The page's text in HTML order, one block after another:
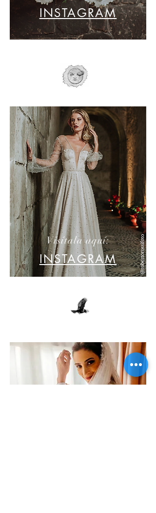
INSTAGRAM
INSTAGRAM
Visítala aquí: